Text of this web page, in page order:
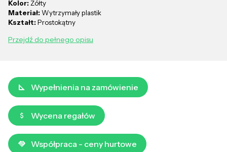
Kolor: Żółty
Materiał: Wytrzymały plastik
Kształt: Prostokątny
Przejdź do pełnego opisu
Wypełnienia na zamówienie
Wycena regałów
Współpraca - ceny hurtowe